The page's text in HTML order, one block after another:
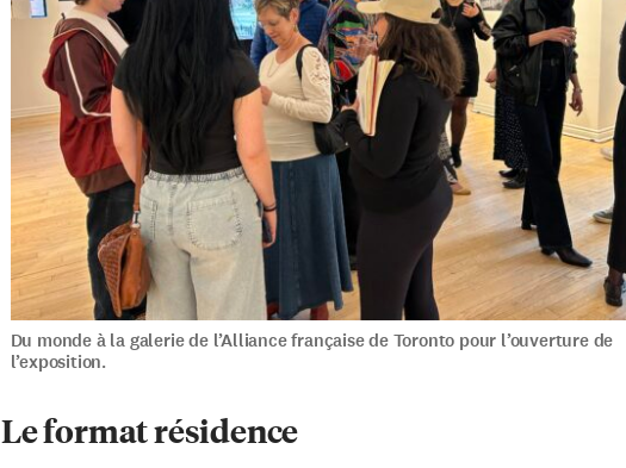
Du monde à la galerie de l’Alliance française de Toronto pour l’ouverture de
l’exposition.
Le format résidence